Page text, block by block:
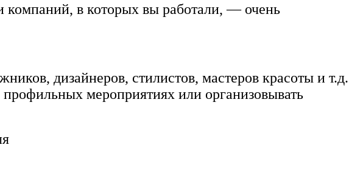
компаний, в которых вы работали, — очень
дизайнеров, стилистов, мастеров красоты и т.д.
профильных мероприятиях или организовывать